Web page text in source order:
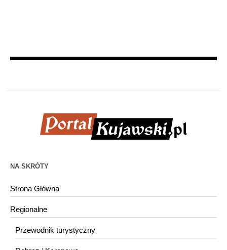
NA SKRÓTY
Strona Główna
Regionalne
Przewodnik turystyczny